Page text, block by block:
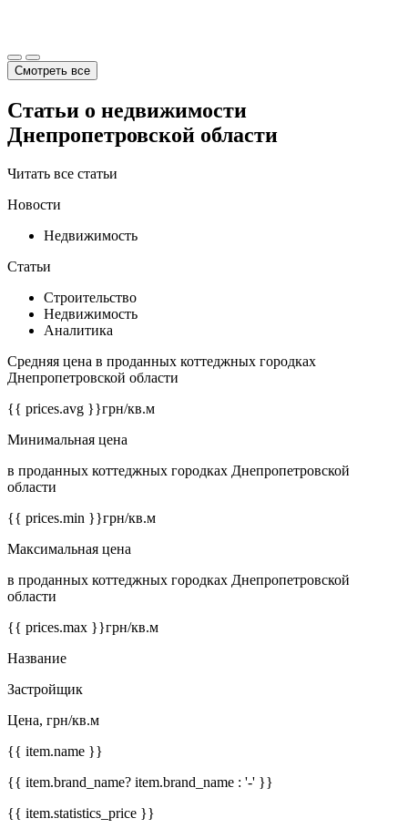
Смотреть все
Статьи о недвижимости
Днепропетровской области
Читать все статьи
Новости
Недвижимость
Статьи
Строительство
Недвижимость
Аналитика
Средняя цена в проданных коттеджных городках
Днепропетровской области
{{ prices.avg }}грн/кв.м
Минимальная цена
в проданных коттеджных городках Днепропетровской
области
{{ prices.min }}грн/кв.м
Максимальная цена
в проданных коттеджных городках Днепропетровской
области
{{ prices.max }}грн/кв.м
Название
Застройщик
Цена, грн/кв.м
{{ item.name }}
{{ item.brand_name? item.brand_name : '-' }}
{{ item.statistics_price }}